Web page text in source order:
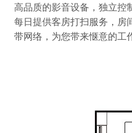
高品质的影音设备，独立控
每日提供客房打扫服务，房
带网络，为您带来惬意的工